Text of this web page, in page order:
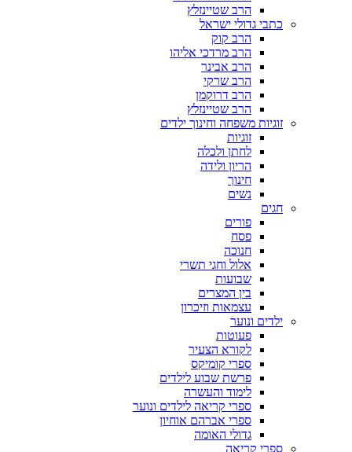
הרב שטיינזלץ
כתבי גדולי ישראל
הרב קוק
הרב מרדכי אליהו
הרב אבינר
הרב שרקי
הרב דרוקמן
הרב שטיינזלץ
זוגיות משפחה וחינוך ילדים
זוגיות
לחתן ולכלה
הריון ולידה
חינוך
נשים
חגים
פורים
פסח
חנוכה
אלול וחגי תשרי
שבועות
בין המצרים
עצמאות וזיכרון
ילדים ונוער
פעוטות
לקורא הצעיר
ספרי קומיקס
פרשת שבוע לילדים
לימוד והעשרה
ספרי קריאה לילדים ונוער
ספרי אברהם אוחיון
גדולי האומה
ספרי קריאה